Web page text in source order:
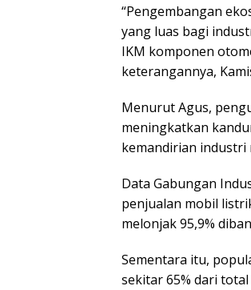
“Pengembangan
yang luas bagi
IKM komponen
keterangannya,
Menurut Agus,
meningkatkan
kemandirian industri
Data Gabungan
penjualan mobil
melonjak 95,9%
Sementara itu,
sekitar 65% dari